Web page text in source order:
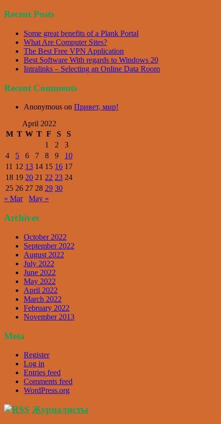
Recent Posts
Some great benefits of a Plank Portal
What Are Computer Sites?
The Best Free VPN Application
Best Software With regards to Windows 20
Intralinks – Selecting an Online Data Room
Recent Comments
Anonymous on Привет, мир!
April 2022
M T W T F S
S
1
2
3
4
5 6 7 8 9
10
11 12 13 14 15 16 17
18 19 20 21 22 23 24
25 26 27 28 29 30
« Mar
May »
Archives
October 2022
September 2022
August 2022
July 2022
June 2022
May 2022
April 2022
March 2022
February 2022
November 2013
Meta
Register
Log in
Entries feed
Comments feed
WordPress.org
Журналисты